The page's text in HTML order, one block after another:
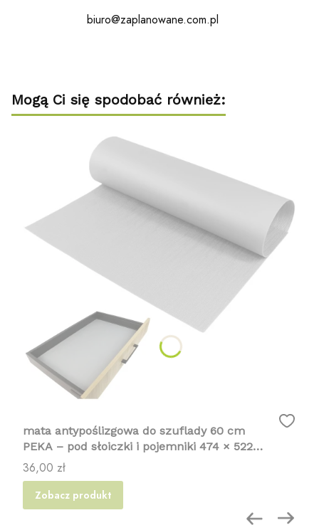
biuro@zaplanowane.com.pl
Mogą Ci się spodobać również:
mata antypoślizgowa do szuflady 60 cm
PEKA – pod słoiczki i pojemniki 474 × 522
mm
Cena
36,00 zł
Zobacz produkt